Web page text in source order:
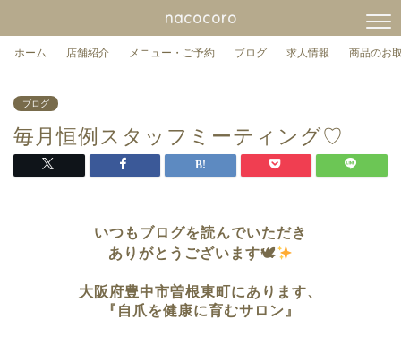
nacocoro
ホーム 店舗紹介 メニュー・ご予約 ブログ 求人情報 商品のお
ブログ
毎月恒例スタッフミーティング♡
いつもブログを読んでいただき
ありがとうございます🕊
大阪府豊中市曽根東町にあります、
『自爪を健康に育むサロン』